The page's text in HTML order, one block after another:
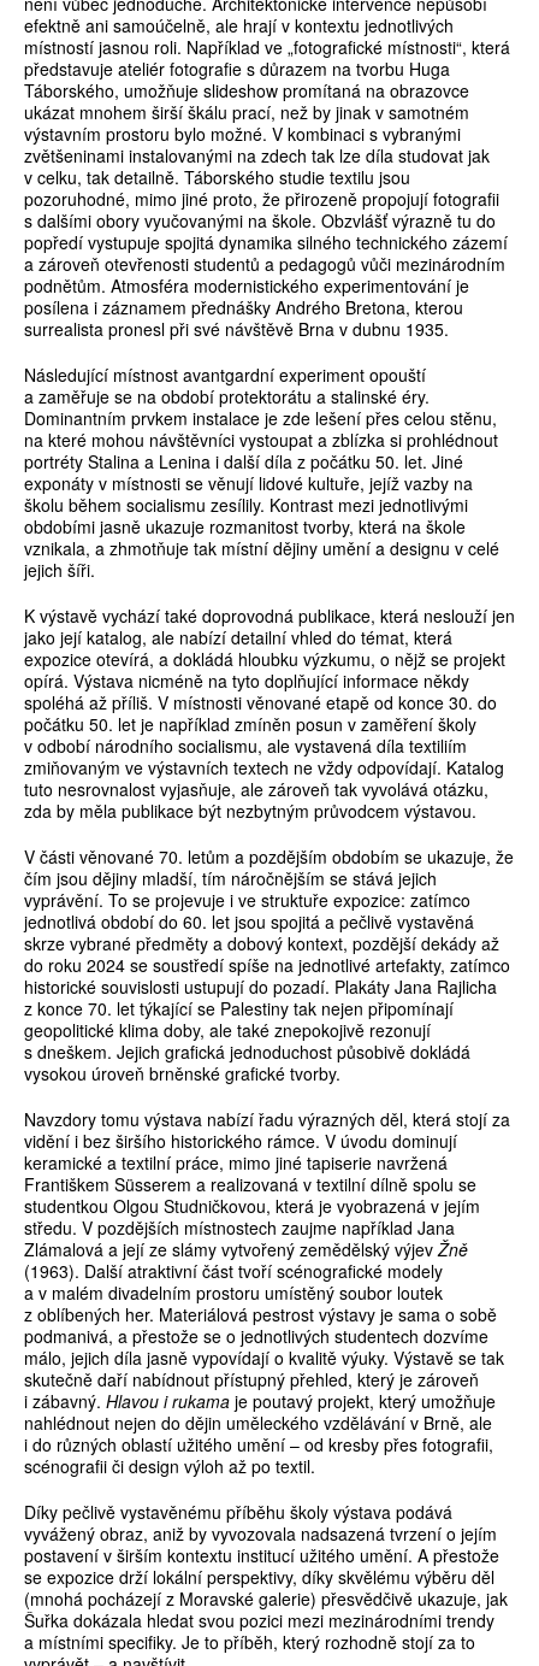
efektně ani samoúčelně, ale hrají v kontextu jednotlivých
místností jasnou roli. Například ve „fotografické místnosti“, která
představuje ateliér fotografie s důrazem na tvorbu Huga
Táborského, umožňuje slideshow promítaná na obrazovce
ukázat mnohem širší škálu prací, než by jinak v samotném
výstavním prostoru bylo možné. V kombinaci s vybranými
zvětšeninami instalovanými na zdech tak lze díla studovat jak
v celku, tak detailně. Táborského studie textilu jsou
pozoruhodné, mimo jiné proto, že přirozeně propojují fotografii
s dalšími obory vyučovanými na škole. Obzvlášť výrazně tu do
popředí vystupuje spojitá dynamika silného technického zázemí
a zároveň otevřenosti studentů a pedagogů vůči mezinárodním
podnětům. Atmosféra modernistického experimentování je
posílena i záznamem přednášky Andrého Bretona, kterou
surrealista pronesl při své návštěvě Brna v dubnu 1935.
Následující místnost avantgardní experiment opouští
a zaměřuje se na období protektorátu a stalinské éry.
Dominantním prvkem instalace je zde lešení přes celou stěnu,
na které mohou návštěvníci vystoupat a zblízka si prohlédnout
portréty Stalina a Lenina i další díla z počátku 50. let. Jiné
exponáty v místnosti se věnují lidové kultuře, jejíž vazby na
školu během socialismu zesílily. Kontrast mezi jednotlivými
obdobími jasně ukazuje rozmanitost tvorby, která na škole
vznikala, a zhmotňuje tak místní dějiny umění a designu v celé
jejich šíři.
K výstavě vychází také doprovodná publikace, která neslouží jen
jako její katalog, ale nabízí detailní vhled do témat, která
expozice otevírá, a dokládá hloubku výzkumu, o nějž se projekt
opírá. Výstava nicméně na tyto doplňující informace někdy
spoléhá až příliš. V místnosti věnované etapě od konce 30. do
počátku 50. let je například zmíněn posun v zaměření školy
v odbobí národního socialismu, ale vystavená díla textiliím
zmiňovaným ve výstavních textech ne vždy odpovídají. Katalog
tuto nesrovnalost vyjasňuje, ale zároveň tak vyvolává otázku,
zda by měla publikace být nezbytným průvodcem výstavou.
V části věnované 70. letům a pozdějším obdobím se ukazuje, že
čím jsou dějiny mladší, tím náročnějším se stává jejich
vyprávění. To se projevuje i ve struktuře expozice: zatímco
jednotlivá období do 60. let jsou spojitá a pečlivě vystavěná
skrze vybrané předměty a dobový kontext, pozdější dekády až
do roku 2024 se soustředí spíše na jednotlivé artefakty, zatímco
historické souvislosti ustupují do pozadí. Plakáty Jana Rajlicha
z konce 70. let týkající se Palestiny tak nejen připomínají
geopolitické klima doby, ale také znepokojivě rezonují
s dneškem. Jejich grafická jednoduchost působivě dokládá
vysokou úroveň brněnské grafické tvorby.
Navzdory tomu výstava nabízí řadu výrazných děl, která stojí za
vidění i bez širšího historického rámce. V úvodu dominují
keramické a textilní práce, mimo jiné tapiserie navržená
Františkem Süsserem a realizovaná v textilní dílně spolu se
studentkou Olgou Studničkovou, která je vyobrazená v jejím
středu. V pozdějších místnostech zaujme například Jana
Zlámalová a její ze slámy vytvořený zemědělský výjevŽně
(1963). Další atraktivní část tvoří scénografické modely
a v malém divadelním prostoru umístěný soubor loutek
z oblíbených her. Materiálová pestrost výstavy je sama o sobě
podmanivá, a přestože se o jednotlivých studentech dozvíme
málo, jejich díla jasně vypovídají o kvalitě výuky. Výstavě se tak
skutečně daří nabídnout přístupný přehled, který je zároveň
i zábavný. Hlavou i rukama je poutavý projekt, který umožňuje
nahlédnout nejen do dějin uměleckého vzdělávání v Brně, ale
i do různých oblastí užitého umění – od kresby přes fotografii,
scénografii či design výloh až po textil.
Díky pečlivě vystavěnému příběhu školy výstava podává
vyvážený obraz, aniž by vyvozovala nadsazená tvrzení o jejím
postavení v širším kontextu institucí užitého umění. A přestože
se expozice drží lokální perspektivy, díky skvělému výběru děl
(mnohá pocházejí z Moravské galerie) přesvědčivě ukazuje, jak
Šuřka dokázala hledat svou pozici mezi mezinárodními trendy
a místními specifiky. Je to příběh, který rozhodně stojí za to